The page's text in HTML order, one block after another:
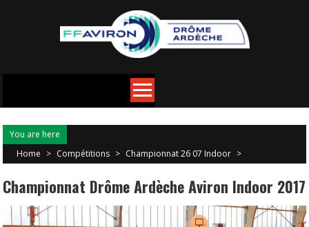
You are here
Home > Compétitions > Championnat 26 07 Indoor >
Championnat Drôme Ardèche Aviron Indoor 2017